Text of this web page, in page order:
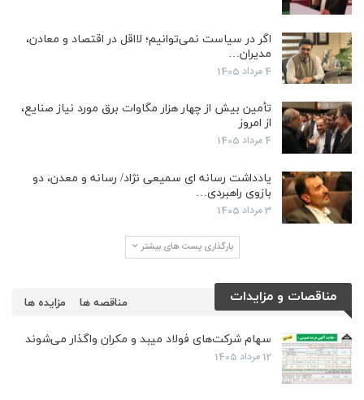
اگر در سیاست نمی‌توانیم؛ لااقل در اقتصاد و معادن،
مدیران…
4 مرداد 1405
تأمین بیش از چهار هزار مگاوات برق مورد نیاز صنایع،
از امروز
4 مرداد 1405
یادداشت رسانه ای سمیعی نژاد/ رسانه و معدن، دو
بازوی راهبردی…
3 مرداد 1405
بارگذاری پست های بیشتر
مناقصات و مزایدات مزایده ها مناقصه ها
سهام شرکت‌های فولاد میبد و مکران واگذار می‌شوند
12 مرداد 1405